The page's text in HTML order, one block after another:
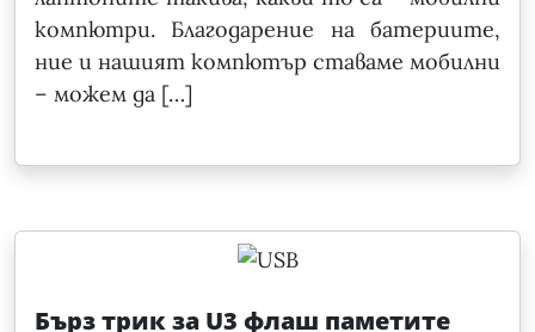
компютри. Благодарение на батериите,
ние и нашият компютър ставаме мобилни
– можем да […]
Бърз трик за U3 флаш паметите